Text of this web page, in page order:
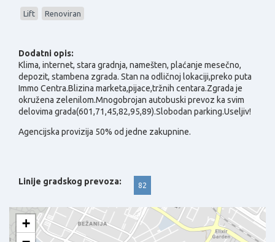
Lift Renoviran
Dodatni opis:
Klima, internet, stara gradnja, namešten, plaćanje mesečno,
depozit, stambena zgrada. Stan na odličnoj lokaciji,preko puta
Immo Centra.Blizina marketa,pijace,tržnih centara.Zgrada je
okružena zelenilom.Mnogobrojan autobuski prevoz ka svim
delovima grada(601,71,45,82,95,89).Slobodan parking.Useljiv!
Agencijska provizija 50% od jedne zakupnine.
Linije gradskog prevoza: 82
+